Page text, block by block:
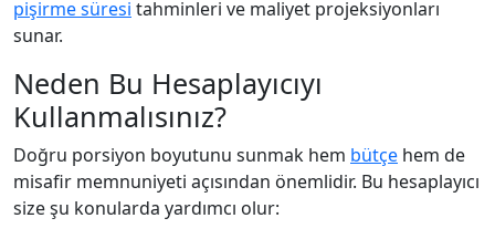
pişirme süresi tahminleri ve maliyet projeksiyonları
sunar.
Neden Bu Hesaplayıcıyı
Kullanmalısınız?
Doğru porsiyon boyutunu sunmak hem bütçe hem de
misafir memnuniyeti açısından önemlidir. Bu hesaplayıcı
size şu konularda yardımcı olur: